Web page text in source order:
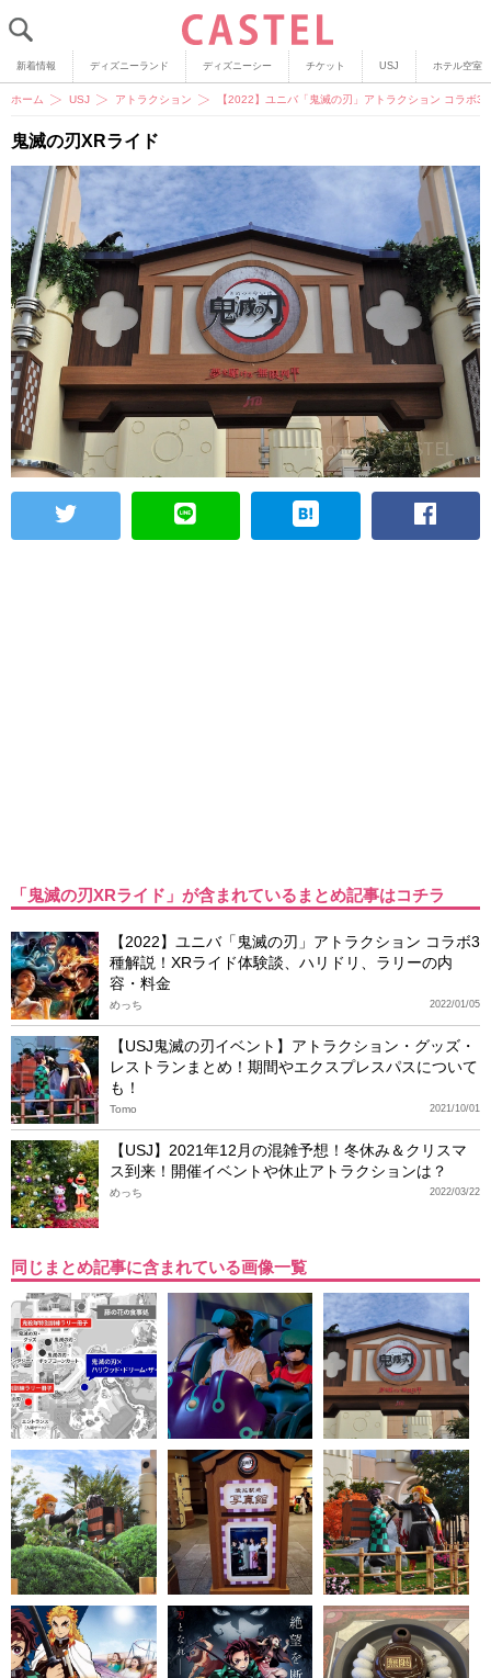
新着情報 ディズニーランド ディズニーシー チケット USJ ホテル空室
ホーム USJ アトラクション 【2022】ユニバ「鬼滅の刃」アトラクション コラボ
鬼滅の刃XRライド
「鬼滅の刃XRライド」が含まれているまとめ記事はコチラ
【2022】ユニバ「鬼滅の刃」アトラクション コラボ3
種解説！XRライド体験談、ハリドリ、ラリーの内
容・料金
2022/01/05
めっち
【USJ鬼滅の刃イベント】アトラクション・グッズ・
レストランまとめ！期間やエクスプレスパスについて
も！
2021/10/01
Tomo
【USJ】2021年12月の混雑予想！冬休み＆クリスマ
ス到来！開催イベントや休止アトラクションは？
2022/03/22
めっち
同じまとめ記事に含まれている画像一覧